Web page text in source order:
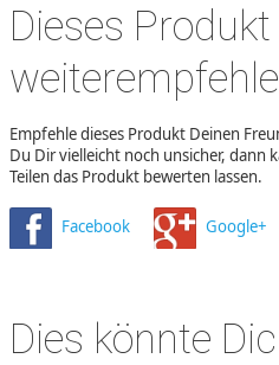
Dieses Produkt
Empfehle dieses Produkt Deinen
Du Dir vielleicht noch unsicher, dann
Teilen das Produkt bewerten lassen.
Facebook Google+
Dies könnte